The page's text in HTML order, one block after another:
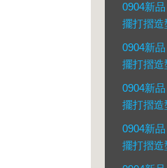
0904新
擺打摺造
0904新
擺打摺造
0904新
擺打摺造
0904新
擺打摺造